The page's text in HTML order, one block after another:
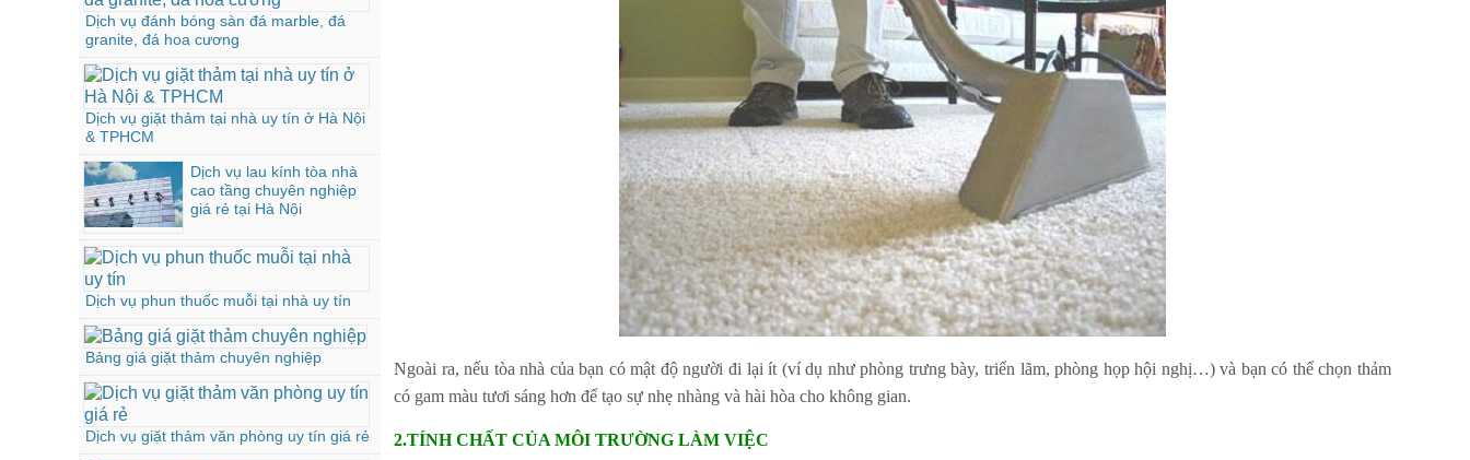
Dịch vụ đánh bóng sàn đá marble, đá
granite, đá hoa cương
Dịch vụ giặt thảm tại nhà uy tín ở Hà Nội
& TPHCM
Dịch vụ lau kính tòa nhà
cao tầng chuyên nghiệp
giá rẻ tại Hà Nội
Dịch vụ phun thuốc muỗi tại nhà uy tín
Bảng giá giặt thảm chuyên nghiệp
Dịch vụ giặt thảm văn phòng uy tín giá rẻ
Ngoài ra, nếu tòa nhà của bạn có mật độ người đi lại ít (ví dụ như phòng trưng bày, triển lãm, phòng họp hội nghị…) và bạn có thể chọn thảm
có gam màu tươi sáng hơn để tạo sự nhẹ nhàng và hài hòa cho không gian.
2.TÍNH CHẤT CỦA MÔI TRƯỜNG LÀM VIỆC